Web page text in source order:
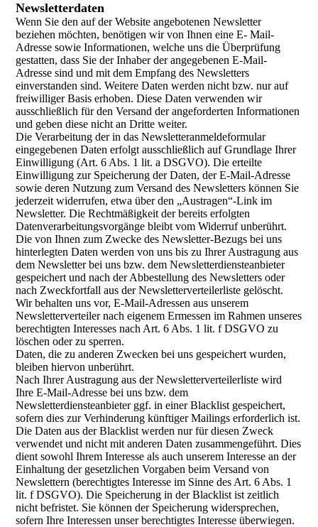
Newsletterdaten
Wenn Sie den auf der Website angebotenen Newsletter
beziehen möchten, benötigen wir von Ihnen eine E- Mail-
Adresse sowie Informationen, welche uns die Überprüfung
gestatten, dass Sie der Inhaber der angegebenen E-Mail-
Adresse sind und mit dem Empfang des Newsletters
einverstanden sind. Weitere Daten werden nicht bzw. nur auf
freiwilliger Basis erhoben. Diese Daten verwenden wir
ausschließlich für den Versand der angeforderten Informationen
und geben diese nicht an Dritte weiter.
Die Verarbeitung der in das Newsletteranmeldeformular
eingegebenen Daten erfolgt ausschließlich auf Grundlage Ihrer
Einwilligung (Art. 6 Abs. 1 lit. a DSGVO). Die erteilte
Einwilligung zur Speicherung der Daten, der E-Mail-Adresse
sowie deren Nutzung zum Versand des Newsletters können Sie
jederzeit widerrufen, etwa über den „Austragen“-Link im
Newsletter. Die Rechtmäßigkeit der bereits erfolgten
Datenverarbeitungsvorgänge bleibt vom Widerruf unberührt.
Die von Ihnen zum Zwecke des Newsletter-Bezugs bei uns
hinterlegten Daten werden von uns bis zu Ihrer Austragung aus
dem Newsletter bei uns bzw. dem Newsletterdiensteanbieter
gespeichert und nach der Abbestellung des Newsletters oder
nach Zweckfortfall aus der Newsletterverteilerliste gelöscht.
Wir behalten uns vor, E-Mail-Adressen aus unserem
Newsletterverteiler nach eigenem Ermessen im Rahmen unseres
berechtigten Interesses nach Art. 6 Abs. 1 lit. f DSGVO zu
löschen oder zu sperren.
Daten, die zu anderen Zwecken bei uns gespeichert wurden,
bleiben hiervon unberührt.
Nach Ihrer Austragung aus der Newsletterverteilerliste wird
Ihre E-Mail-Adresse bei uns bzw. dem
Newsletterdiensteanbieter ggf. in einer Blacklist gespeichert,
sofern dies zur Verhinderung künftiger Mailings erforderlich ist.
Die Daten aus der Blacklist werden nur für diesen Zweck
verwendet und nicht mit anderen Daten zusammengeführt. Dies
dient sowohl Ihrem Interesse als auch unserem Interesse an der
Einhaltung der gesetzlichen Vorgaben beim Versand von
Newslettern (berechtigtes Interesse im Sinne des Art. 6 Abs. 1
lit. f DSGVO). Die Speicherung in der Blacklist ist zeitlich
nicht befristet. Sie können der Speicherung widersprechen,
sofern Ihre Interessen unser berechtigtes Interesse überwiegen.